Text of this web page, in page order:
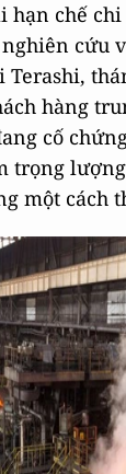
hạn chế
cứu
Terashi,
hàng
cố
trọng
một cách